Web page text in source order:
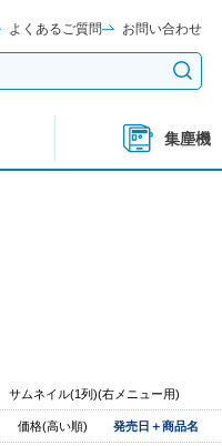
よくあるご質問 お問い合わせ
集塵機
サムネイル(1列)(右メニュー用)
価格(高い順) 発売日＋商品名